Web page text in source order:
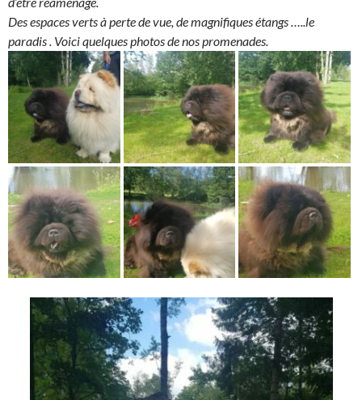
Des espaces verts à perte de vue, de magnifiques étangs …..le
paradis . Voici quelques photos de nos promenades.